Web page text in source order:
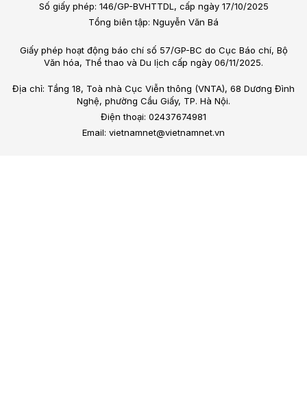
Số giấy phép: 146/GP-BVHTTDL, cấp ngày 17/10/2025
Tổng biên tập: Nguyễn Văn Bá
Giấy phép hoạt động báo chí số 57/GP-BC do Cục Báo chí, Bộ
Văn hóa, Thể thao và Du lịch cấp ngày 06/11/2025.
Địa chỉ: Tầng 18, Toà nhà Cục Viễn thông (VNTA), 68 Dương Đình
Nghệ, phường Cầu Giấy, TP. Hà Nội.
Điện thoại: 02437674981
Email: vietnamnet@vietnamnet.vn